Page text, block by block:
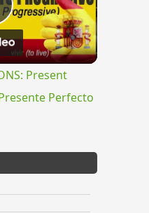
Present
Perfecto